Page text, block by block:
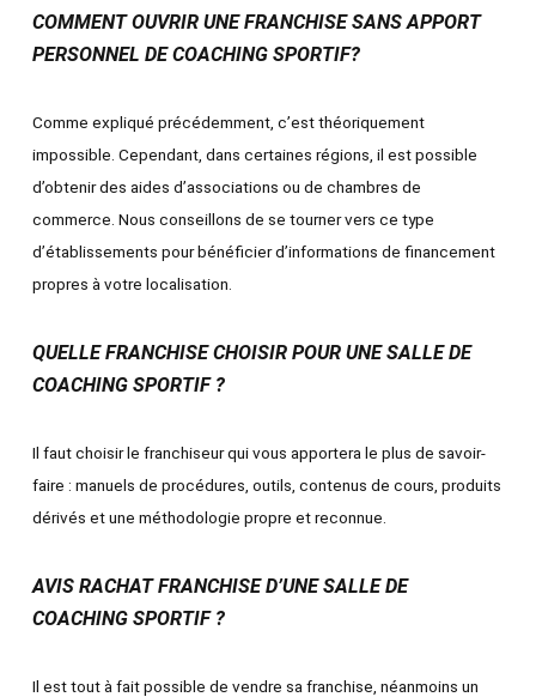
COMMENT OUVRIR UNE FRANCHISE SANS APPORT
PERSONNEL DE COACHING SPORTIF?
Comme expliqué précédemment, c’est théoriquement
impossible. Cependant, dans certaines régions, il est possible
d’obtenir des aides d’associations ou de chambres de
commerce. Nous conseillons de se tourner vers ce type
d’établissements pour bénéficier d’informations de financement
propres à votre localisation.
QUELLE FRANCHISE CHOISIR POUR UNE SALLE DE
COACHING SPORTIF ?
Il faut choisir le franchiseur qui vous apportera le plus de savoir-
faire : manuels de procédures, outils, contenus de cours, produits
dérivés et une méthodologie propre et reconnue.
AVIS RACHAT FRANCHISE D’UNE SALLE DE
COACHING SPORTIF ?
Il est tout à fait possible de vendre sa franchise, néanmoins un